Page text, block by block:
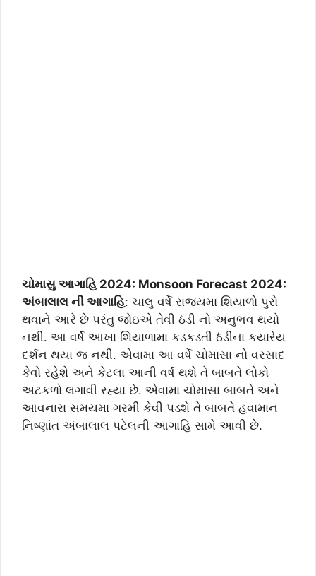
ચોમાસુ આગાહિ 2024: Monsoon Forecast 2024:
અંબાલાલ ની આગાહિ: ચાલુ વર્ષે રાજયમા શિયાળો પુરો
થવાને આરે છે પરંતુ જોઇએ તેવી ઠંડી નો અનુભવ થયો
નથી. આ વર્ષે આખા શિયાળામા કડકડતી ઠંડીના કયારેય
દર્શન થયા જ નથી. એવામા આ વર્ષે ચોમાસા નો વરસાદ
કેવો રહેશે અને કેટલા આની વર્ષ થશે તે બાબતે લોકો
અટકળો લગાવી રહ્યા છે. એવામા ચોમાસા બાબતે અને
આવનારા સમયમા ગરમી કેવી પડશે તે બાબતે હવામાન
નિષ્ણાંત અંબાલાલ પટેલની આગાહિ સામે આવી છે.